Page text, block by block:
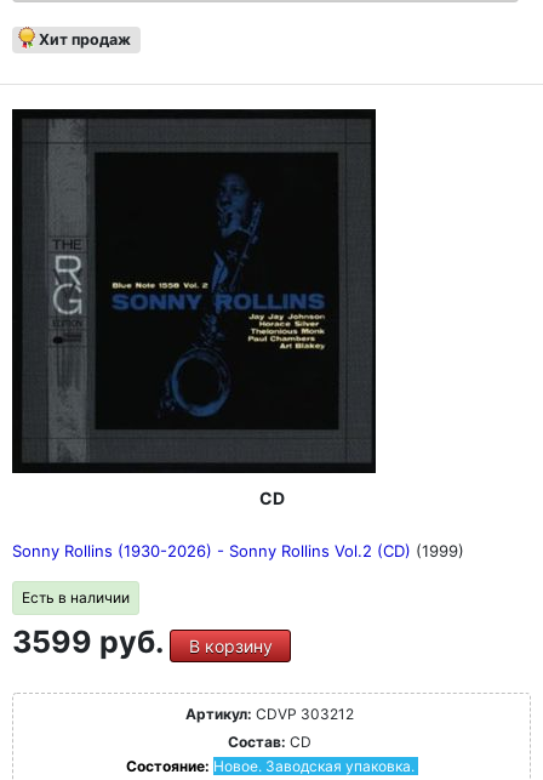
Хит продаж
CD
Sonny Rollins (1930-2026) - Sonny Rollins Vol.2 (CD) (1999)
Есть в наличии
3599 руб. В корзину
Артикул: CDVP 303212
Состав: CD
Состояние: Новое. Заводская упаковка.